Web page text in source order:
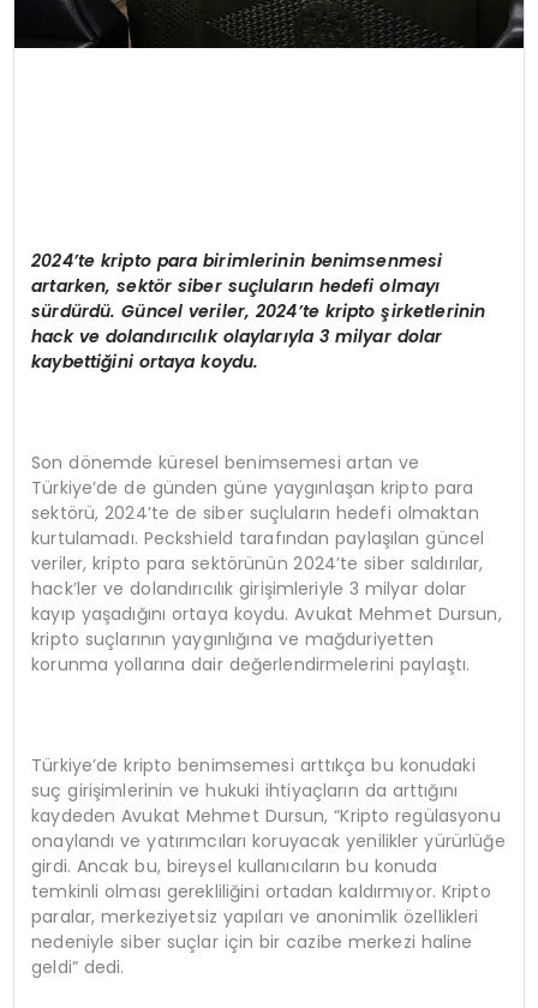
2024’te kripto para birimlerinin benimsenmesi
artarken, sektör siber suçluların hedefi olmayı
sürdürdü. Güncel veriler, 2024’te kripto şirketlerinin
hack ve dolandırıcılık olaylarıyla 3 milyar dolar
kaybettiğini ortaya koydu.
Son dönemde küresel benimsemesi artan ve
Türkiye’de de günden güne yaygınlaşan kripto para
sektörü, 2024’te de siber suçluların hedefi olmaktan
kurtulamadı. Peckshield tarafından paylaşılan güncel
veriler, kripto para sektörünün 2024’te siber saldırılar,
hack’ler ve dolandırıcılık girişimleriyle 3 milyar dolar
kayıp yaşadığını ortaya koydu. Avukat Mehmet Dursun,
kripto suçlarının yaygınlığına ve mağduriyetten
korunma yollarına dair değerlendirmelerini paylaştı.
Türkiye’de kripto benimsemesi arttıkça bu konudaki
suç girişimlerinin ve hukuki ihtiyaçların da arttığını
kaydeden Avukat Mehmet Dursun, “Kripto regülasyonu
onaylandı ve yatırımcıları koruyacak yenilikler yürürlüğe
girdi. Ancak bu, bireysel kullanıcıların bu konuda
temkinli olması gerekliliğini ortadan kaldırmıyor. Kripto
paralar, merkeziyetsiz yapıları ve anonimlik özellikleri
nedeniyle siber suçlar için bir cazibe merkezi haline
geldi” dedi.